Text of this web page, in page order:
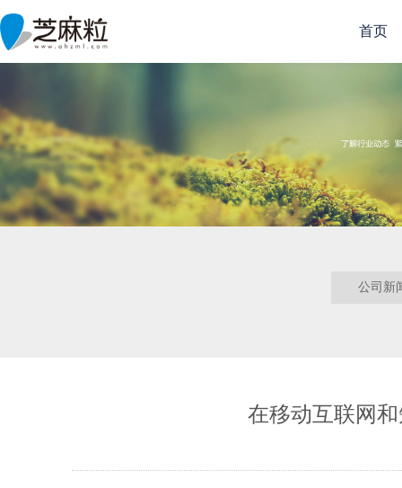
首页
公司新
在移动互联网